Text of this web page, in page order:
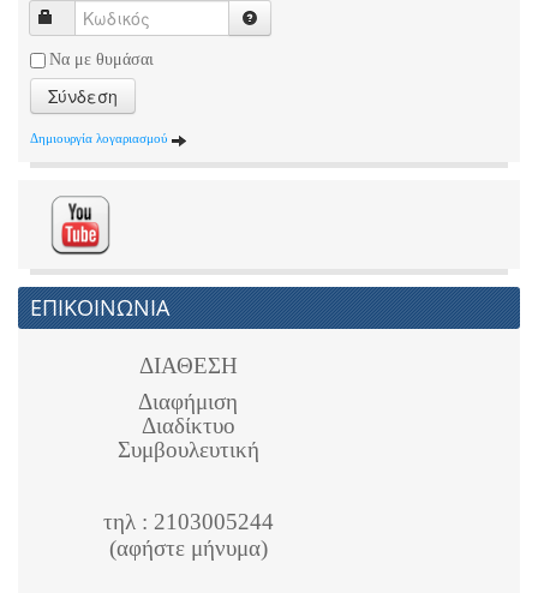
Να με θυμάσαι
Σύνδεση
Δημιουργία λογαριασμού
ΕΠΙΚΟΙΝΩΝΙΑ
ΔΙΑΘΕΣΗ
Διαφήμιση
Διαδίκτυο
Συμβουλευτική
τηλ : 2103005244
(αφήστε μήνυμα)